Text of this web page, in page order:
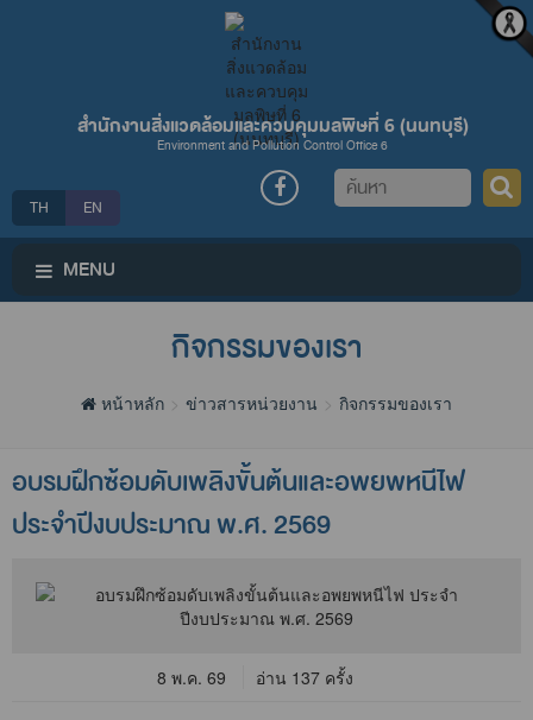
สำนักงานสิ่งแวดล้อมและควบคุมมลพิษที่ 6 (นนทบุรี)
Environment and Pollution Control Office 6
TH EN
ค้นหา
MENU
กิจกรรมของเรา
หน้าหลัก ข่าวสารหน่วยงาน กิจกรรมของเรา
อบรมฝึกซ้อมดับเพลิงขั้นต้นและอพยพหนีไฟ
ประจำปีงบประมาณ พ.ศ. 2569
8 พ.ค. 69 อ่าน 137 ครั้ง